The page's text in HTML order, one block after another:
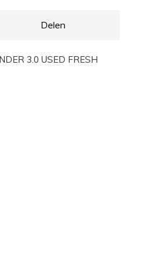
Delen
3.0 USED FRESH